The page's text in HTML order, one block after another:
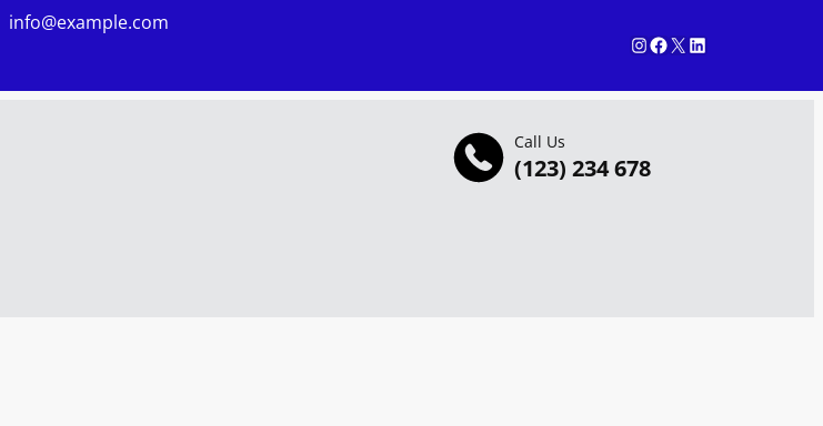
Call Us
(123) 234 678
info@example.com
InstagramFacebook X LinkedIn